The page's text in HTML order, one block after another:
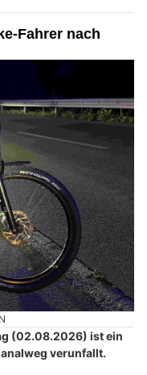
Fahrer nach
(02.08.2026) ist ein
verunfallt.